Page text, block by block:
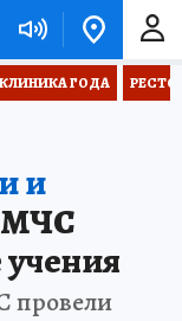
ГОДА
и
провели